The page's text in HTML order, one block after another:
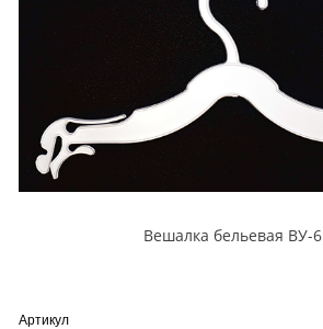
Вешалка бельевая ВУ-6
Артикул